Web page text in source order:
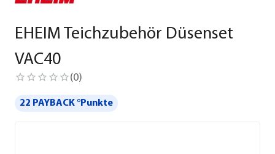
EHEIM Teichzubehör Düsenset
VAC40
(0)
22 PAYBACK °Punkte